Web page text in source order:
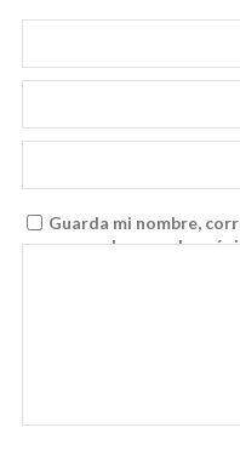
Guarda mi nombre,
navegador para la